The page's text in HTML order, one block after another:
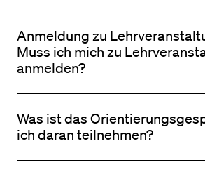
Anmeldung zu
Muss ich mich zu
anmelden?
Was ist das
ich daran teilnehmen?